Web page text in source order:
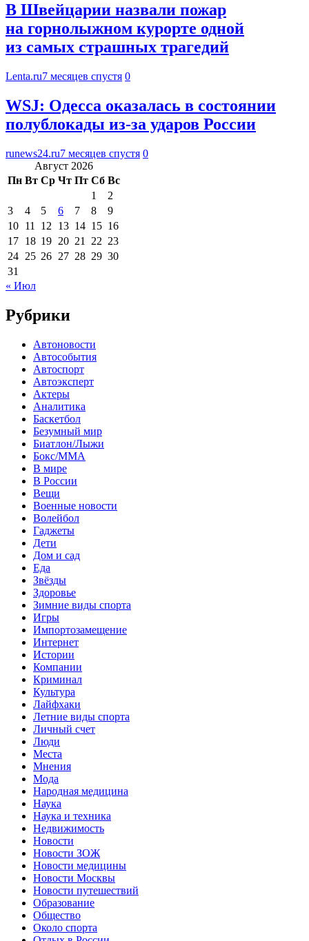
В Швейцарии назвали пожар
на горнолыжном курорте одной
из самых страшных трагедий
Lenta.ru7 месяцев спустя 0
WSJ: Одесса оказалась в состоянии
полублокады из-за ударов России
runews24.ru7 месяцев спустя 0
Август 2026
Пн Вт Ср Чт Пт Сб Вс
1
2
3
4 5 6 7 8
9
10 11 12 13 14 15 16
17 18 19 20 21 22 23
24 25 26 27 28 29 30
31
« Июл
Рубрики
Автоновости
Автособытия
Автоспорт
Автоэксперт
Актеры
Аналитика
Баскетбол
Безумный мир
Биатлон/Лыжи
Бокс/MMA
В мире
В России
Вещи
Военные новости
Волейбол
Гаджеты
Дети
Дом и сад
Еда
Звёзды
Здоровье
Зимние виды спорта
Игры
Импортозамещение
Интернет
Истории
Компании
Криминал
Культура
Лайфхаки
Летние виды спорта
Личный счет
Люди
Места
Мнения
Мода
Народная медицина
Наука
Наука и техника
Недвижимость
Новости
Новости ЗОЖ
Новости медицины
Новости Москвы
Новости путешествий
Образование
Общество
Около спорта